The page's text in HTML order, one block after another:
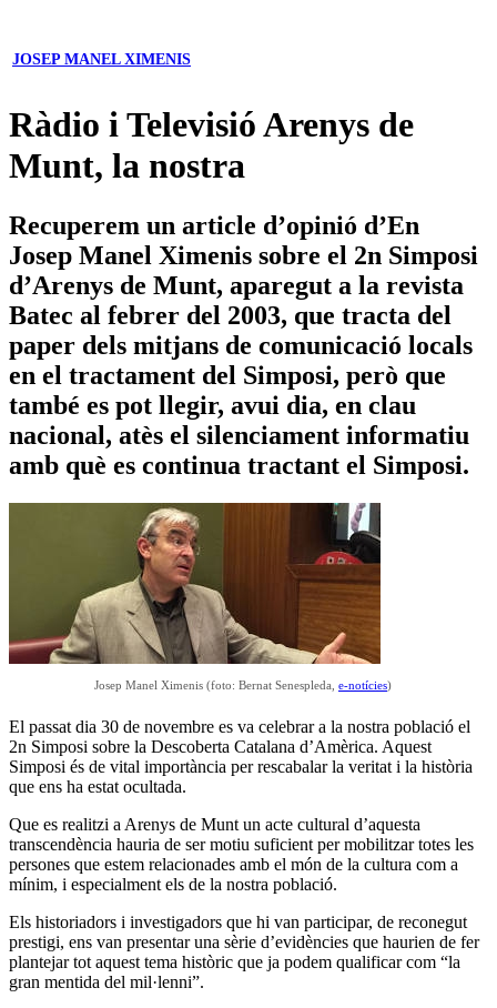
JOSEP MANEL XIMENIS
Ràdio i Televisió Arenys de
Munt, la nostra
Recuperem un article d’opinió d’En
Josep Manel Ximenis sobre el 2n Simposi
d’Arenys de Munt, aparegut a la revista
Batec al febrer del 2003, que tracta del
paper dels mitjans de comunicació locals
en el tractament del Simposi, però que
també es pot llegir, avui dia, en clau
nacional, atès el silenciament informatiu
amb què es continua tractant el Simposi.
Josep Manel Ximenis (foto: Bernat Senespleda, e-notícies)
El passat dia 30 de novembre es va celebrar a la nostra població el
2n Simposi sobre la Descoberta Catalana d’Amèrica. Aquest
Simposi és de vital importància per rescabalar la veritat i la història
que ens ha estat ocultada.
Que es realitzi a Arenys de Munt un acte cultural d’aquesta
transcendència hauria de ser motiu suficient per mobilitzar totes les
persones que estem relacionades amb el món de la cultura com a
mínim, i especialment els de la nostra població.
Els historiadors i investigadors que hi van participar, de reconegut
prestigi, ens van presentar una sèrie d’evidències que haurien de fer
plantejar tot aquest tema històric que ja podem qualificar com “la
gran mentida del mil·lenni”.